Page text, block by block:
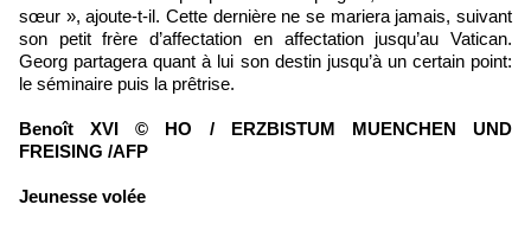
sœur », ajoute-t-il. Cette dernière ne se mariera jamais, suivant
son petit frère d’affectation en affectation jusqu’au Vatican.
Georg partagera quant à lui son destin jusqu’à un certain point:
le séminaire puis la prêtrise.
Benoît XVI © HO / ERZBISTUM MUENCHEN UND
FREISING /AFP
Jeunesse volée